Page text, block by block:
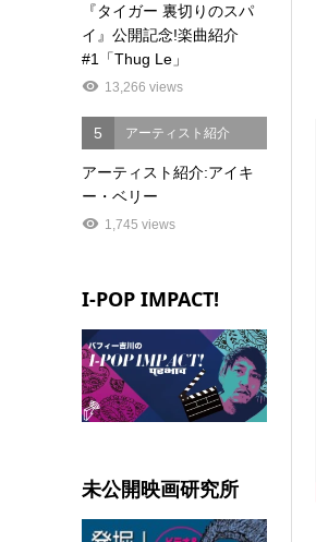
『タイガー 裏切りのスパ
イ』公開記念!楽曲紹介
#1「Thug Le」
13,266 views
5 アーティスト紹介
アーティスト紹介:アイキ
ー・ベリー
1,745 views
I-POP IMPACT!
未公開映画研究所